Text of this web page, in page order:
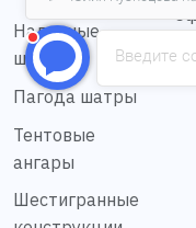
Надувные
шатры
Пагода шатры
Тентовые
ангары
Шестигранные
Введите